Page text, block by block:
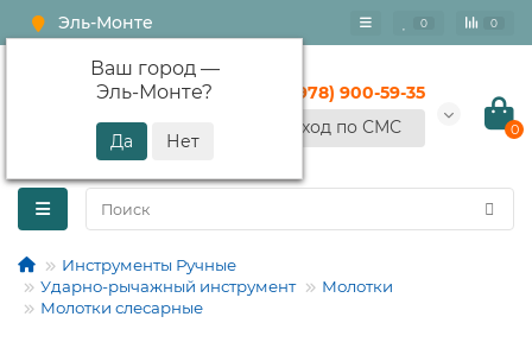
Эль-Монте
Ваш город —
Эль-Монте?
0 0
+7 (978) 900-59-35
Вход по СМС
0
Инструменты Ручные
Ударно-рычажный инструмент
Молотки
Молотки слесарные